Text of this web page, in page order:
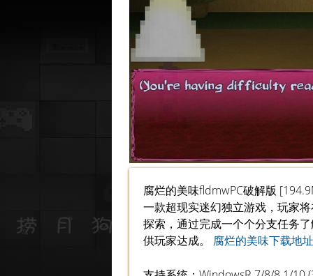
腐烂的美味fldmwPC破解版
一款超现实迷幻独立游戏，玩家
探索，通过完成一个个分支任务
供玩家达成。 腐烂的美味下载地址